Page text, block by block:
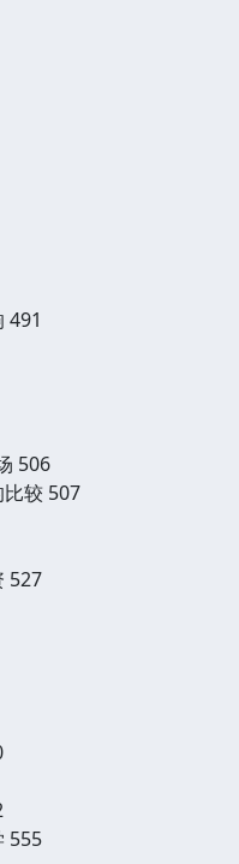
491
506
较 507
527
555